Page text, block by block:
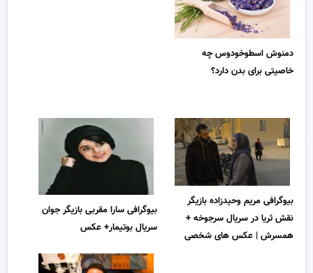
دمنوش اسطوخودوس چه
خاصیتی برای بدن دارد؟
بیوگرافی مریم وحیدزاده بازیگر
نقش ثریا در سریال سرجوخه +
همسرش | عکس های شخصی
بیوگرافی سارا مقربی بازیگر جوان
سریال بوتیمار+ عکس